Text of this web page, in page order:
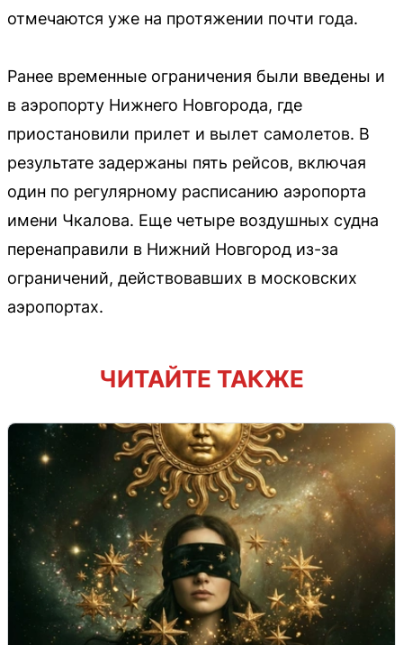
отмечаются уже на протяжении почти года.
Ранее временные ограничения были введены и
в аэропорту Нижнего Новгорода, где
приостановили прилет и вылет самолетов. В
результате задержаны пять рейсов, включая
один по регулярному расписанию аэропорта
имени Чкалова. Еще четыре воздушных судна
перенаправили в Нижний Новгород из-за
ограничений, действовавших в московских
аэропортах.
ЧИТАЙТЕ ТАКЖЕ